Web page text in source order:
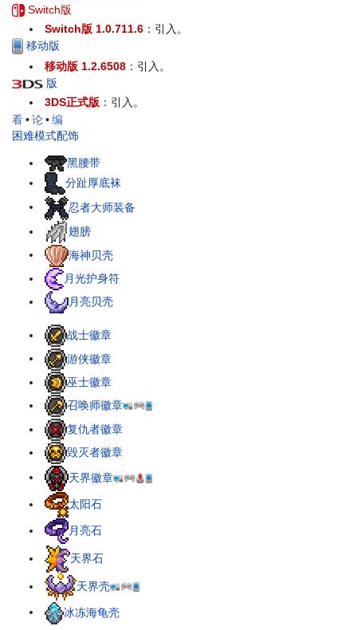
Switch版
Switch版 1.0.711.6 ：引入。
移动版
移动版 1.2.6508 ：引入。
版
3DS正式版 ：引入。
看•论•编
困难模式配饰
黑腰带
分趾厚底袜
忍者大师装备
翅膀
海神贝壳
月光护身符
月亮贝壳
战士徽章
游侠徽章
巫士徽章
召唤师徽章
复仇者徽章
毁灭者徽章
天界徽章
太阳石
月亮石
天界石
天界壳
冰冻海龟壳